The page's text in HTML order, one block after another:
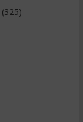
(325)